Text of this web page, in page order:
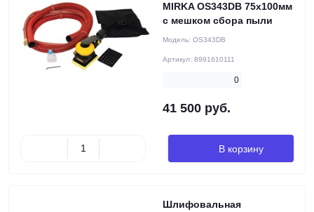
MIRKA OS343DB 75х100мм
с мешком сбора пыли
Модель: OS343DB
Артикул: 8991610111
0
41 500 руб.
В корзину
Шлифовальная